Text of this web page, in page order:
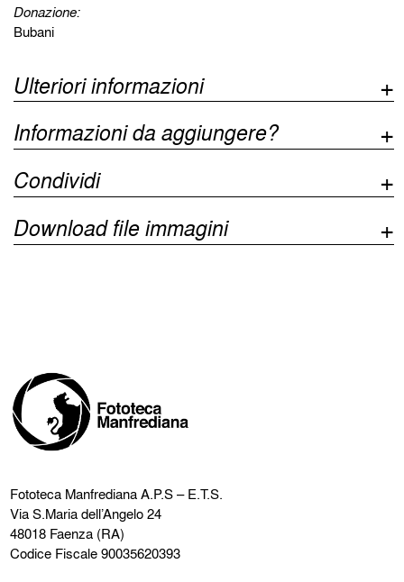
Donazione:
Bubani
Ulteriori informazioni
Informazioni da aggiungere?
Condividi
Download file immagini
Fototeca ManfredianaA.P.S – E.T.S.
Via S.Maria dell’Angelo 24
48018 Faenza (RA)
Codice Fiscale 90035620393